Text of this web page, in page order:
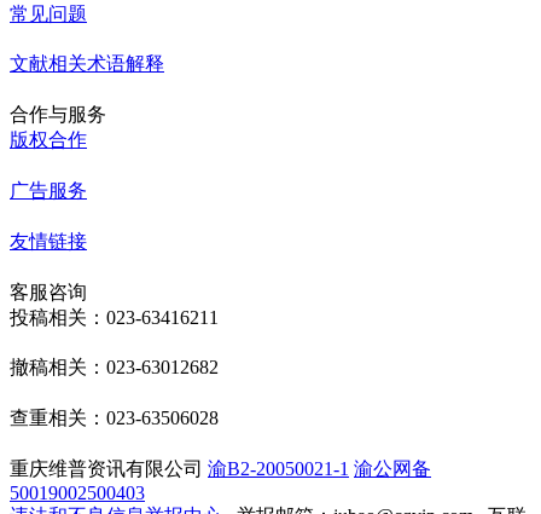
常见问题
文献相关术语解释
合作与服务
版权合作
广告服务
友情链接
客服咨询
投稿相关：023-63416211
撤稿相关：023-63012682
查重相关：023-63506028
重庆维普资讯有限公司 渝B2-20050021-1 渝公网备
50019002500403